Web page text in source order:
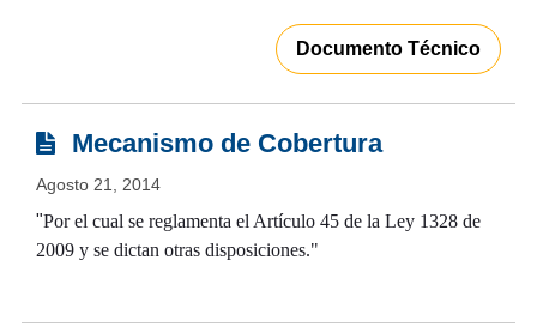
Documento Técnico
Mecanismo de Cobertura
Agosto 21, 2014
"Por el cual se reglamenta el Artículo 45 de la Ley 1328 de
2009 y se dictan otras disposiciones."